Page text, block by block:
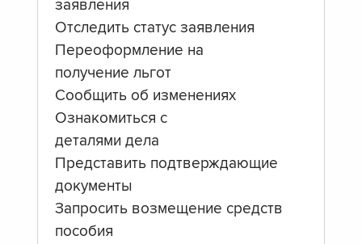
заявления
Отследить статус заявления
Переоформление на
получение льгот
Сообщить об изменениях
Ознакомиться с
деталями дела
Представить подтверждающие
документы
Запросить возмещение средств
пособия